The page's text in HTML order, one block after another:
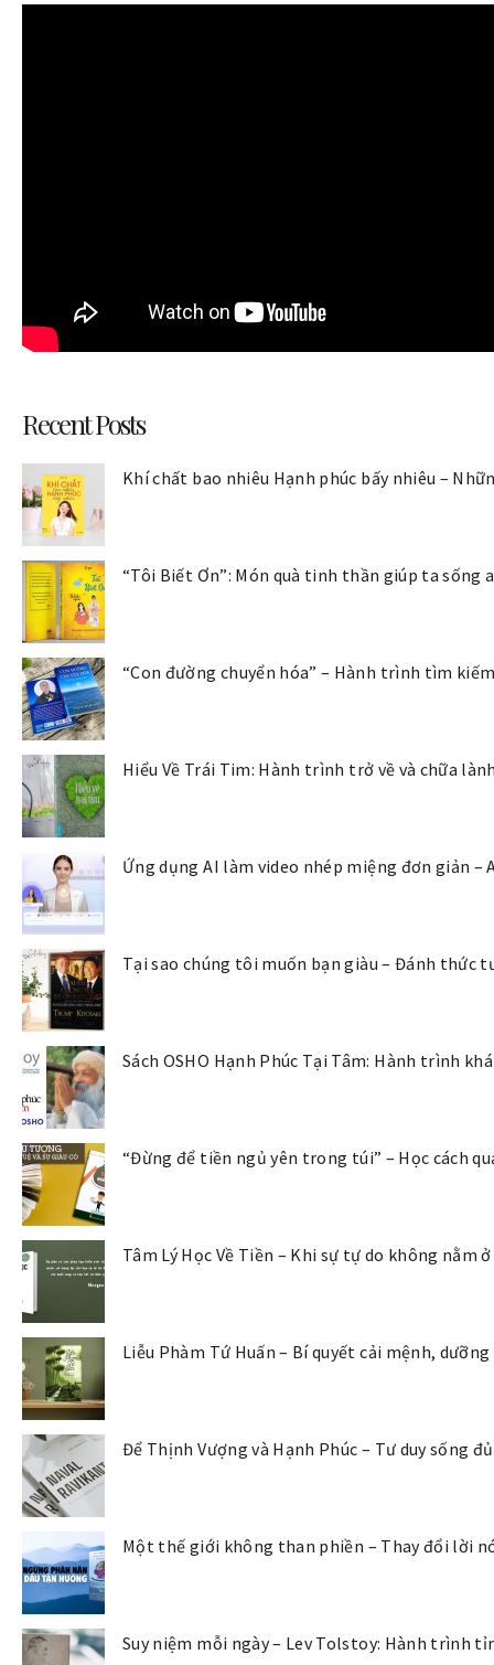
Recent Posts
Khí chất bao nhiêu Hạnh phúc bấy nhiêu –
“Tôi Biết Ơn”: Món quà tinh thần giúp ta sống
“Con đường chuyển hóa” – Hành trình tìm
Hiểu Về Trái Tim: Hành trình trở về và chữa
Ứng dụng AI làm video nhép miệng đơn giản –
Tại sao chúng tôi muốn bạn giàu – Đánh thức
Sách OSHO Hạnh Phúc Tại Tâm: Hành trình
“Đừng để tiền ngủ yên trong túi” – Học cách
Tâm Lý Học Về Tiền – Khi sự tự do không nằm
Liễu Phàm Tứ Huấn – Bí quyết cải mệnh,
Để Thịnh Vượng và Hạnh Phúc – Tư duy sống
Một thế giới không than phiền – Thay đổi lời
Suy niệm mỗi ngày – Lev Tolstoy: Hành trình